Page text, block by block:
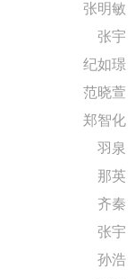
张明敏
张宇
纪如璟
范晓萱
郑智化
羽泉
那英
齐秦
张宇
孙浩